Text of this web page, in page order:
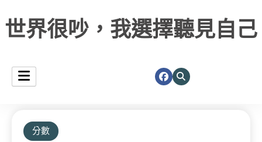
世界很吵，我選擇聽見自己
分數